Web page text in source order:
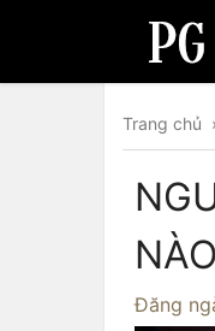
Trang chủ
Đăng